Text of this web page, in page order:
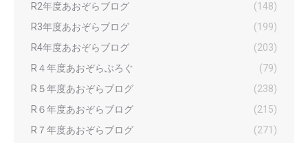
R2年度あおぞらブログ
(148)
R3年度あおぞらブログ
(199)
R4年度あおぞらブログ
(203)
R４年度あおぞらぶろぐ
(79)
R５年度あおぞらブログ
(238)
R６年度あおぞらブログ
(215)
R７年度あおぞらブログ
(271)